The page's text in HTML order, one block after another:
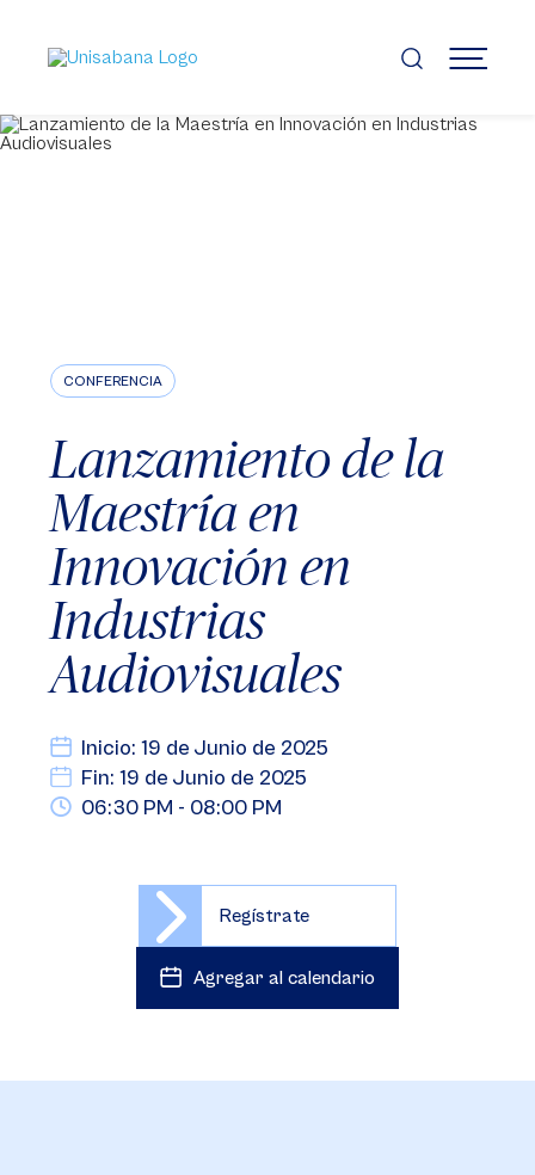
contenido
principal
MENÚ
CONFERENCIA
Lanzamiento de la
Maestría en
Innovación en
Industrias
Audiovisuales
Inicio: 19 de Junio de 2025
Fin: 19 de Junio de 2025
06:30 PM - 08:00 PM
Regístrate
Agregar al calendario